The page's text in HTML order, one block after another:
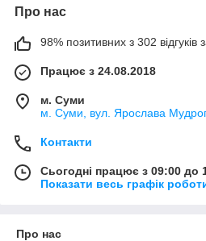
Про нас
98% позитивних з 302 відгуків
Працює з 24.08.2018
м. Суми
м. Суми, вул. Ярослава
Контакти
Сьогодні працює з 09:00 до
Показати весь графік
Про нас